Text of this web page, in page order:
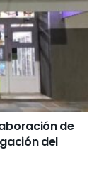
de
del